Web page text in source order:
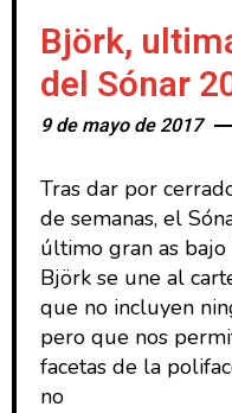
Björk,
del Sónar
9 de mayo de 2017
Tras dar por
de semanas, el
último gran as bajo
Björk se une al
que no incluyen
pero que nos
facetas de la
no